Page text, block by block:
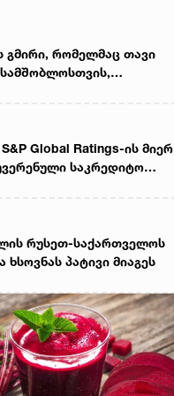
გმირი, რომელმაც თავი
სიტყვები თქვა,
შეგინებას თუ
მას - ირაკლი
Global Ratings-ის მიერ
საკრედიტო
პოზიციასა და
რუსეთ-საქართველოს
პატივი მიაგეს